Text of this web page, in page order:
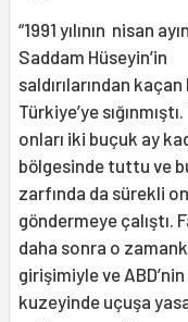
“1991 yılının nisan
Saddam Hüseyin’in
saldırılarından
Türkiye’ye
onları iki buçuk ay
bölgesinde tuttu ve
zarfında da sürekli
göndermeye çalıştı.
daha sonra o
girişimiyle ve
kuzeyinde uçuşa